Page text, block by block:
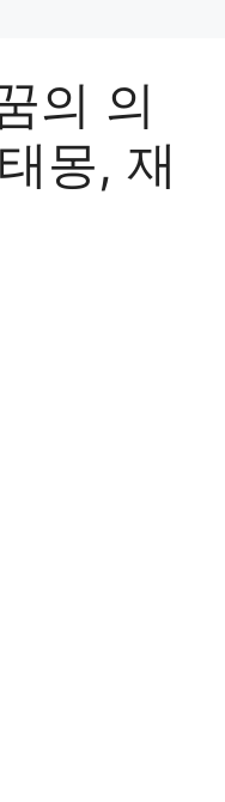
의 의
몽, 재